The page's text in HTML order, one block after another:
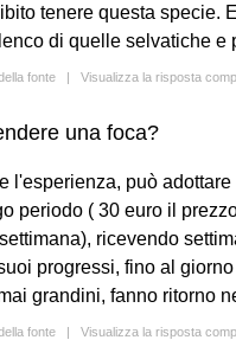
tenere questa specie.
di quelle selvatiche e
fonte | Visualizza la risposta
una foca?
l'esperienza, può adottare
periodo ( 30 euro il
ricevendo
progressi, fino al giorno
grandini, fanno ritorno
fonte | Visualizza la risposta